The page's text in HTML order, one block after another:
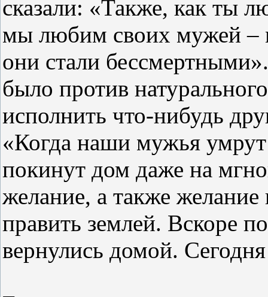
сказали: «Также, как ты
мы любим своих мужей –
они стали
было против
исполнить что-нибудь
«Когда наши мужья умрут
покинут дом даже на
желание, а также
править землей. Вскоре
вернулись домой.